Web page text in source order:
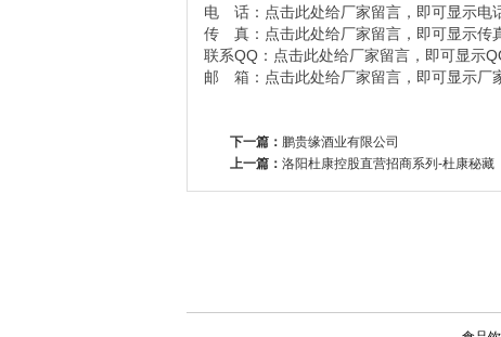
电 话：点击此处给厂家留言，即可显示电
传 真：点击此处给厂家留言，即可显示传
联系QQ：点击此处给厂家留言，即可显示
邮 箱：点击此处给厂家留言，即可显示厂
下一篇： 鹏贵缘酒业有限公司
上一篇： 洛阳杜康控股直营招商系列-杜康秘藏